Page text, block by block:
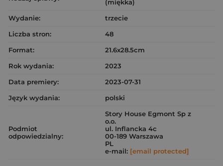
(miękka)
Wydanie:
trzecie
Liczba stron:
48
Format:
21.6x28.5cm
Rok wydania:
2023
Data premiery:
2023-07-31
Język wydania:
polski
Podmiot
odpowiedzialny:
Story House Egmont Sp z
o.o.
ul. Inflancka 4c
00-189 Warszawa
PL
e-mail: [email protected]